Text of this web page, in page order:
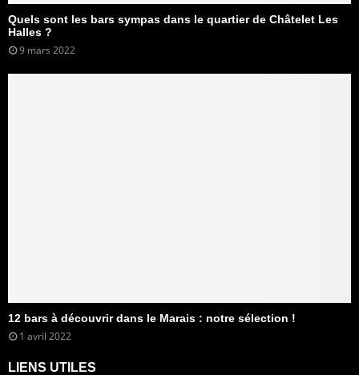
Quels sont les bars sympas dans le quartier de Châtelet Les
Halles ?
9 mars 2022
12 bars à découvrir dans le Marais : notre sélection !
1 avril 2022
LIENS UTILES